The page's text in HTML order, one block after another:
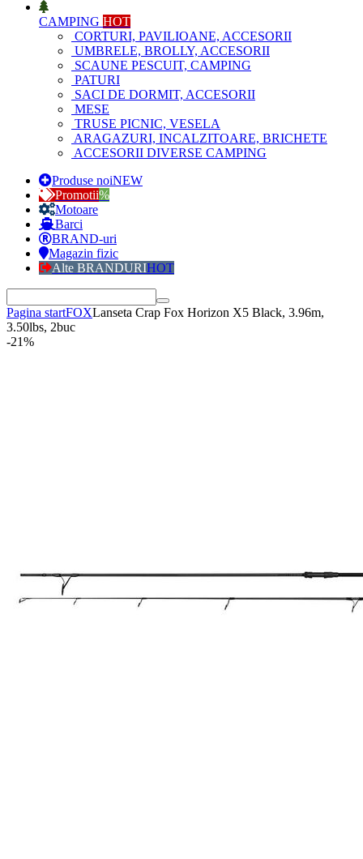
CAMPING HOT
CORTURI, PAVILIOANE, ACCESORII
UMBRELE, BROLLY, ACCESORII
SCAUNE PESCUIT, CAMPING
PATURI
SACI DE DORMIT, ACCESORII
MESE
TRUSE PICNIC, VESELA
ARAGAZURI, INCALZITOARE, BRICHETE
ACCESORII DIVERSE CAMPING
Produse noiNEW
Promotii%
Motoare
Barci
BRAND-uri
Magazin fizic
Alte BRANDURIHOT
Pagina startFOXLanseta Crap Fox Horizon X5 Black, 3.96m,
3.50lbs, 2buc
-21%